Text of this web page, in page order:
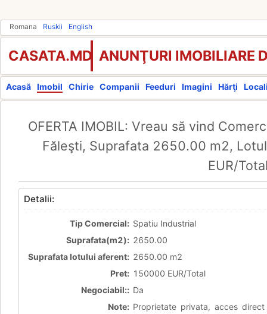
Romana Ruskii English
CASATA.MD ANUNŢURI IMOBILIARE
Acasă Imobil Chirie Companii Feeduri Imagini Hărţi
OFERTA IMOBIL: Vreau să vind
Făleşti, Suprafata 2650.00 m2,
EUR/
Detalii:
Tip Comercial: Spatiu Industrial
Suprafata(m2): 2650.00
Suprafata lotului aferent: 2650.00 m2
Pret: 150000 EUR/Total
Negociabil:: Da
Note: Proprietate privata, acces